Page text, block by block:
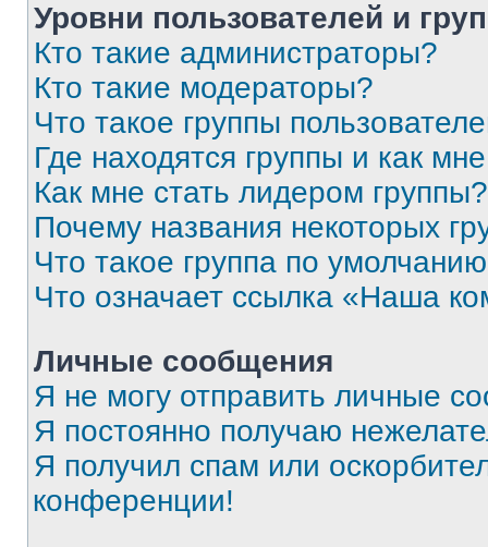
Уровни пользователей и
Кто такие администраторы?
Кто такие модераторы?
Что такое группы
Где находятся группы и как
Как мне стать лидером группы?
Почему названия некоторых
Что такое группа по
Что означает ссылка «Наша
Личные сообщения
Я не могу отправить личные
Я постоянно получаю
Я получил спам или
конференции!